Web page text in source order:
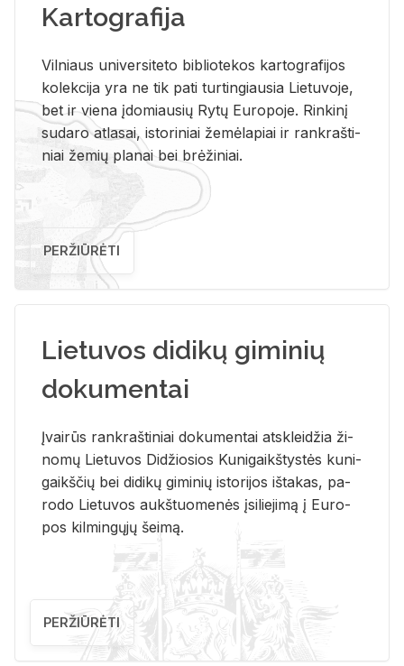
Kartografija
Vil­niaus uni­ver­si­te­to bi­b­lio­te­kos kar­to­gra­fi­jos
ko­lek­ci­ja yra ne tik pati tur­tin­giau­sia Lie­tu­vo­je,
bet ir vie­na įdo­miau­sių Rytų Eu­ro­po­je. Rin­ki­nį
su­da­ro at­la­sai, is­to­ri­niai že­mė­la­piai ir rank­raš­ti­
niai že­mių pla­nai bei brė­ži­niai.
PERŽIŪRĖTI
Lietuvos didikų giminių
dokumentai
Įvai­rūs rank­raš­ti­niai do­ku­men­tai at­sklei­džia ži­
no­mų Lie­tu­vos Di­džio­sios Ku­ni­gaikš­tys­tės ku­ni­
gaikš­čių bei di­di­kų gi­mi­nių is­to­ri­jos iš­ta­kas, pa­
ro­do Lie­tu­vos aukš­tuo­me­nės įsi­lie­ji­mą į Eu­ro­
pos kil­min­gų­jų šei­mą.
PERŽIŪRĖTI